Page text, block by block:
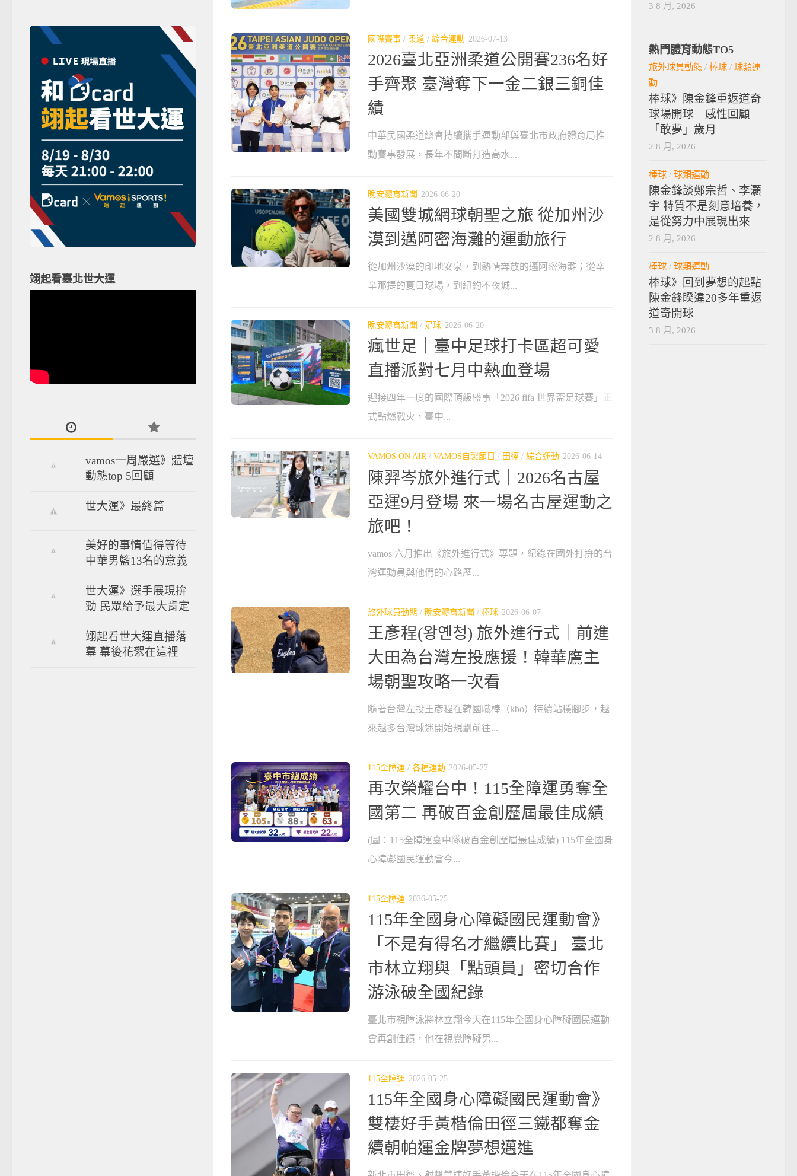
國際賽事 / 柔道 / 綜合運動 2026-07-13
2026臺北亞洲柔道公開賽236名好
手齊聚 臺灣奪下一金二銀三銅佳
績
中華民國柔道總會持續攜手運動部與臺北市政府體育局推
動賽事發展，長年不間斷打造高水...
晚安體育新聞 2026-06-20
美國雙城網球朝聖之旅 從加州沙
漠到邁阿密海灘的運動旅行
從加州沙漠的印地安泉，到熱情奔放的邁阿密海灘；從辛
辛那提的夏日球場，到紐約不夜城...
晚安體育新聞 / 足球 2026-06-20
瘋世足｜臺中足球打卡區超可愛
直播派對七月中熱血登場
迎接四年一度的國際頂級盛事「2026 fifa 世界盃足球賽」正
式點燃戰火，臺中...
VAMOS ON AIR/ VAMOS自製節目 / 田徑 / 綜合運動 2026-06-14
陳羿岑旅外進行式｜2026名古屋
亞運9月登場 來一場名古屋運動之
旅吧！
vamos 六月推出《旅外進行式》專題，紀錄在國外打拚的台
灣運動員與他們的心路歷...
旅外球員動態 / 晚安體育新聞 / 棒球 2026-06-07
王彥程(왕옌청) 旅外進行式｜前進
大田為台灣左投應援！韓華鷹主
場朝聖攻略一次看
隨著台灣左投王彥程在韓國職棒（kbo）持續站穩腳步，越
來越多台灣球迷開始規劃前往...
115全障運 / 各種運動 2026-05-27
再次榮耀台中！115全障運勇奪全
國第二 再破百金創歷屆最佳成績
(圖：115全障運臺中隊破百金創歷屆最佳成績) 115年全國身
心障礙國民運動會今...
115全障運 2026-05-25
115年全國身心障礙國民運動會》
「不是有得名才繼續比賽」 臺北
市林立翔與「點頭員」密切合作
游泳破全國紀錄
臺北市視障泳將林立翔今天在115年全國身心障礙國民運動
會再創佳績，他在視覺障礙男...
115全障運 2026-05-25
115年全國身心障礙國民運動會》
雙棲好手黃楷倫田徑三鐵都奪金
續朝帕運金牌夢想邁進
翊起看臺北世大運
vamos一周嚴選》體壇
動態top 5回顧
世大運》最終篇
美好的事情值得等待
中華男籃13名的意義
世大運》選手展現拚
勁 民眾給予最大肯定
翊起看世大運直播落
幕 幕後花絮在這裡
3 8 月, 2026
熱門體育動態TO5
旅外球員動態 / 棒球 / 球類運
動
棒球》陳金鋒重返道奇
球場開球 感性回顧
「敢夢」歲月
2 8 月, 2026
棒球 / 球類運動
陳金鋒談鄭宗哲、李灝
宇 特質不是刻意培養，
是從努力中展現出來
2 8 月, 2026
棒球 / 球類運動
棒球》回到夢想的起點
陳金鋒睽違20多年重返
道奇開球
3 8 月, 2026